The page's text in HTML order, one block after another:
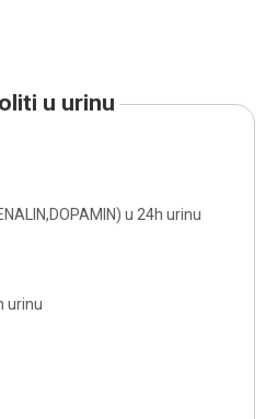
u urinu
u 24h urinu
urinu